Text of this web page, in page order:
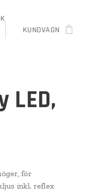
KUNDVAGN
för
inkl. reflex